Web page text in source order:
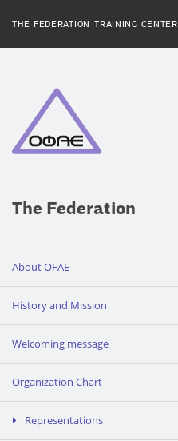
THE FEDERATION TRAINING CENTER
The Federation
About OFAE
History and Mission
Welcoming message
Organization Chart
Representations